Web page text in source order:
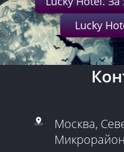
Lucky
Москва,